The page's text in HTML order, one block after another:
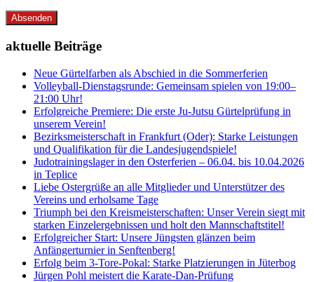
Absenden
aktuelle Beiträge
Neue Gürtelfarben als Abschied in die Sommerferien
Volleyball-Dienstagsrunde: Gemeinsam spielen von 19:00–
21:00 Uhr!
Erfolgreiche Premiere: Die erste Ju-Jutsu Gürtelprüfung in
unserem Verein!
Bezirksmeisterschaft in Frankfurt (Oder): Starke Leistungen
und Qualifikation für die Landesjugendspiele!
Judotrainingslager in den Osterferien – 06.04. bis 10.04.2026
in Teplice
Liebe Ostergrüße an alle Mitglieder und Unterstützer des
Vereins und erholsame Tage
Triumph bei den Kreismeisterschaften: Unser Verein siegt mit
starken Einzelergebnissen und holt den Mannschaftstitel!
Erfolgreicher Start: Unsere Jüngsten glänzen beim
Anfängerturnier in Senftenberg!
Erfolg beim 3-Tore-Pokal: Starke Platzierungen in Jüterbog
Jürgen Pohl meistert die Karate-Dan-Prüfung